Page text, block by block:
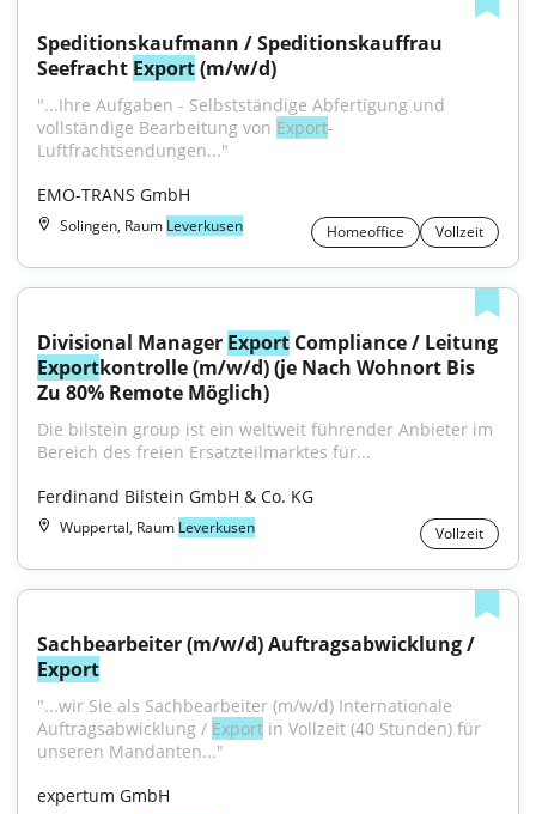
Speditionskaufmann / Speditionskauffrau
Seefracht Export (m/w/d)
"...Ihre Aufgaben - Selbstständige Abfertigung und
vollständige Bearbeitung von Export-
Luftfrachtsendungen..."
EMO-TRANS GmbH
Solingen, Raum Leverkusen Homeoffice Vollzeit
Divisional Manager Export
Exportkontrolle (m/w/d) (je Nach Wohnort Bis
Zu 80% Remote Möglich)
Die bilstein group ist ein weltweit führender Anbieter im
Bereich des freien Ersatzteilmarktes für...
Ferdinand Bilstein GmbH & Co. KG
Wuppertal, Raum Leverkusen Vollzeit
Export
"...wir Sie als Sachbearbeiter (m/w/d) Internationale
Auftragsabwicklung / Export in Vollzeit (40 Stunden) für
unseren Mandanten..."
expertum GmbH